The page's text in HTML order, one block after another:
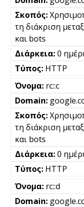
τη διάκριση
και bots
0
HTTP
rc::c
τη διάκριση
και bots
0
HTTP
rc::d